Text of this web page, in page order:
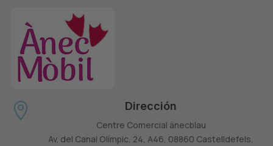
 Dirección
Centre Comercial ànecblau
Av. del Canal Olímpic, 24, A46, 08860 Castelldefels,